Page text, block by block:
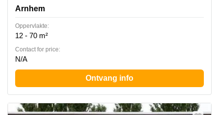
Arnhem
Oppervlakte:
12 - 70 m²
Contact for price:
N/A
Ontvang info